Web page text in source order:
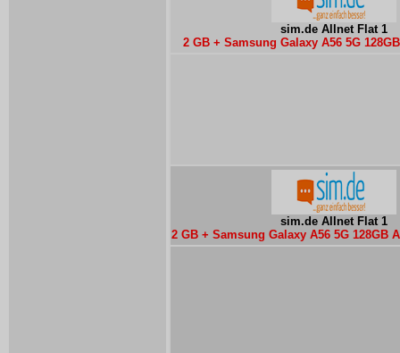
sim.de Allnet Flat 1
2 GB + Samsung Galaxy A56 5G
sim.de Allnet Flat 1
2 GB + Samsung Galaxy A56 5G 128GB